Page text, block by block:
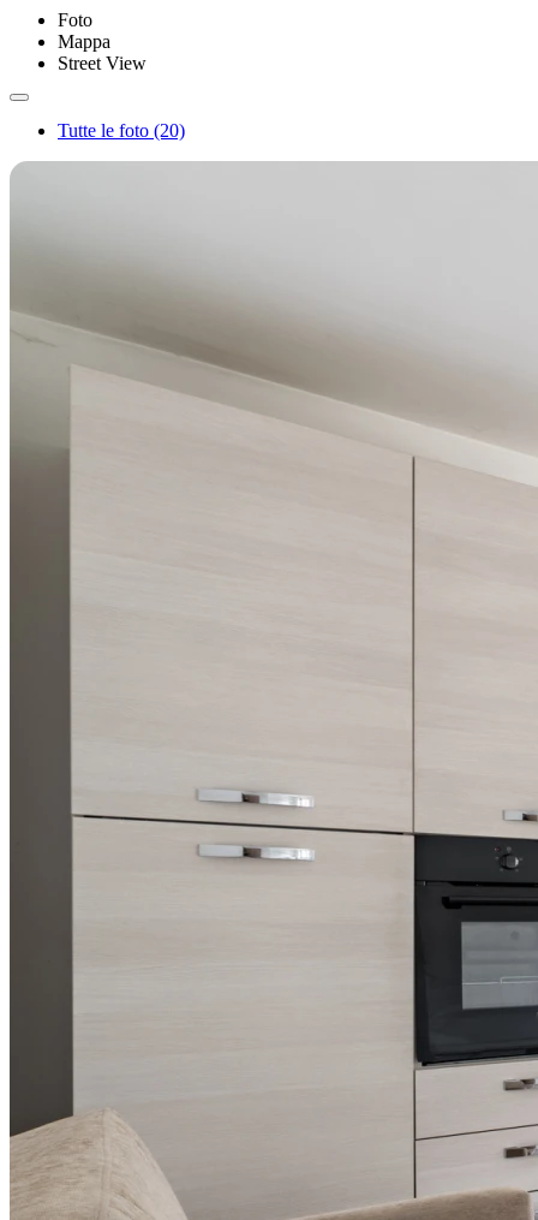
Foto
Mappa
Street View
Tutte le foto (20)